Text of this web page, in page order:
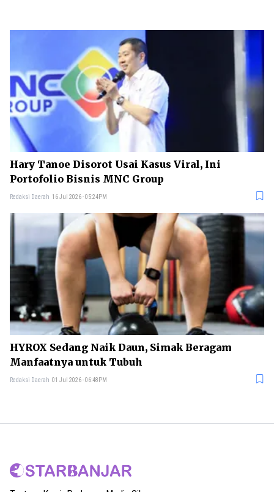
Hary Tanoe Disorot Usai Kasus Viral, Ini
Portofolio Bisnis MNC Group
Redaksi Daerah 16 Jul 2026 - 05:24PM
HYROX Sedang Naik Daun, Simak Beragam
Manfaatnya untuk Tubuh
Redaksi Daerah 01 Jul 2026 - 06:48PM